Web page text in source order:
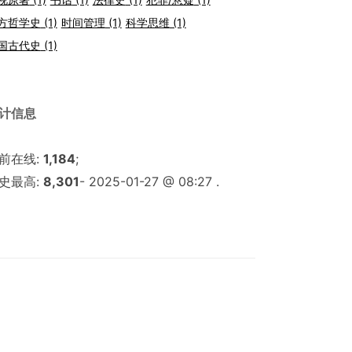
哲学史 (1) 时间管理 (1) 科学思维(1)
古代史 (1)
信息
在线: 1,184;
最高: 8,301- 2025-01-27 @ 08:27 .